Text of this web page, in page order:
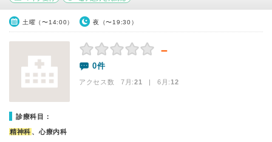
土曜（〜14:00） 夜（〜19:30）
－
0件
アクセス数 7月:21 | 6月:12
診療科目：
精神科 、心療内科